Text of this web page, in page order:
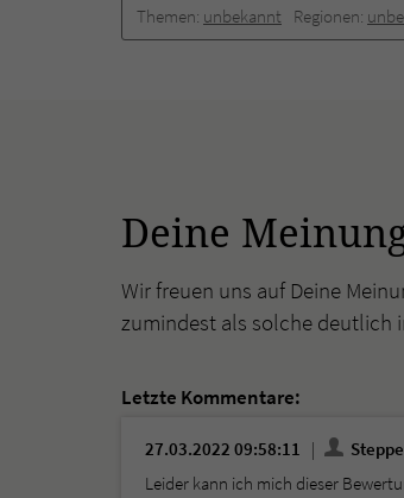
Themen: unbekannt Regionen:
Deine
Wir freuen uns auf Deine
zumindest als solche deutlich
Letzte Kommentare:
27.03.2022 09:58:11
Leider kann ich mich dieser